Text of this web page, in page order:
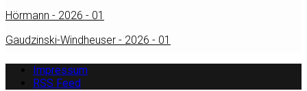
Hörmann - 2026 - 01
Gaudzinski-Windheuser - 2026 - 01
Impressum
RSS Feed